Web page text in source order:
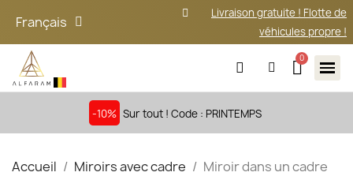
Français
Livraison gratuite ! Flotte de
véhicules propre !
-10% Sur tout ! Code : PRINTEMPS
Accueil Miroirs avec cadre
Miroir dans un cadre